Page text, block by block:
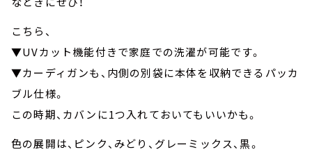
こちら、
▼UVカット機能付きで家庭での洗濯が可能です。
▼カーディガンも、内側の別袋に本体を収納できるパッカ
ブル仕様。
この時期、カバンに1つ入れておいてもいいかも。
色の展開は、ピンク、みどり、グレーミックス、黒。